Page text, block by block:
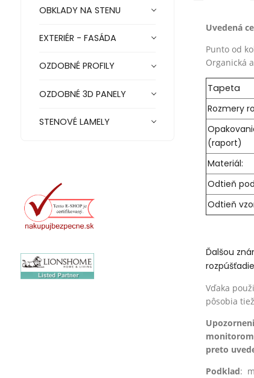
OBKLADY NA STENU
EXTERIÉR - FASÁDA
OZDOBNÉ PROFILY
OZDOBNÉ 3D PANELY
STENOVÉ LAMELY
Uvedená
Punto od
Organická
Tapeta
Rozmery
(raport)
Materiál:
Odtieň
Odtieň
Ďalšou
Vďaka
pôsobia
preto
Podklad: